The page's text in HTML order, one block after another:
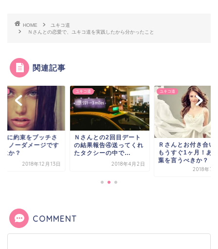
HOME
ユキコ道
Ｎさんとの恋愛で、ユキコ道を実践したから分かったこと
関連記事
に約束をブッチさ
！ノーダメージです
にか？
2018年12月13日
ユキコ道
Ｎさんとの2回目デート
の結果報告④送ってくれ
たタクシーの中で…
2018年4月2日
ユキコ道
Ｒさんとお付き合い
もうすぐ1ヶ月！あ
葉を言うべきか？
2018年7
COMMENT